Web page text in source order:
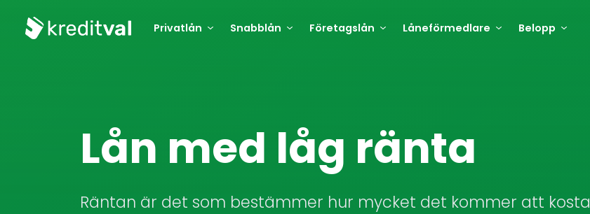
Privatlån Snabblån Företagslån Låneförmedlare Belopp
Lån med låg ränta
Räntan är det som bestämmer hur mycket det kommer att kosta